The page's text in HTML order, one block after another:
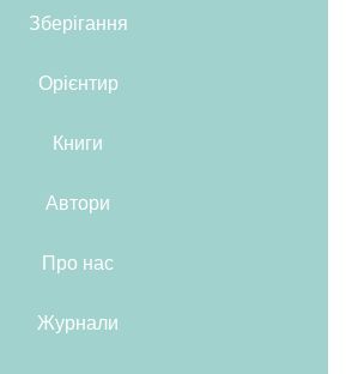
Зберігання
Орієнтир
Книги
Автори
Про нас
Журнали